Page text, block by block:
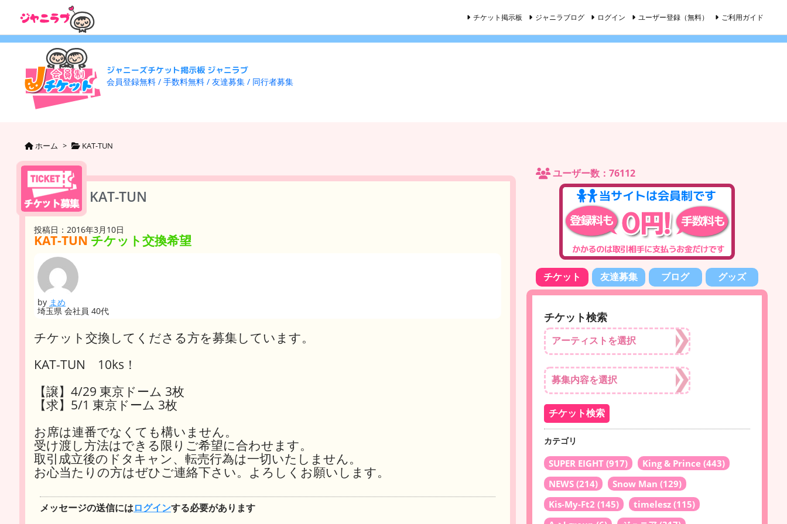
ジャニーズチケット掲示板 ジャニラブ
会員登録無料 / 手数料無料 / 友達募集 / 同行者募集
チケット掲示板 ジャニラブログ ログイン ユーザー登録（無料） ご利用ガイド
ホーム > KAT-TUN
KAT-TUN
投稿日：2016年3月10日
KAT-TUN チケット交換希望
by まめ
埼玉県 会社員 40代
チケット交換してくださる方を募集しています。
KAT-TUN 10ks！
【譲】4/29 東京ドーム 3枚
【求】5/1 東京ドーム 3枚
お席は連番でなくても構いません。
受け渡し方法はできる限りご希望に合わせます。
取引成立後のドタキャン、転売行為は一切いたしません。
お心当たりの方はぜひご連絡下さい。よろしくお願いします。
メッセージの送信にはログインする必要があります
ユーザー数：76112
チケット 友達募集 ブログ グッズ
チケット検索
カテゴリ
SUPER EIGHT (917) King & Prince (443)
NEWS (214) Snow Man (129)
Kis-My-Ft2 (145) timelesz (115)